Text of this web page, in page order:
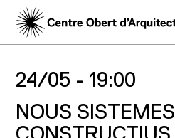
24/05 - 19:00
NOUS SISTEMES